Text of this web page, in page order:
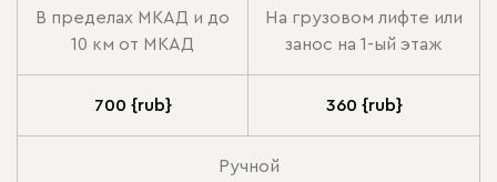
В пределах МКАД и до
10 км от МКАД
На грузовом лифте или
занос на 1-ый этаж
700 {rub} 360 {rub}
Ручной